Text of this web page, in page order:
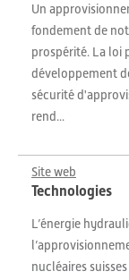
Un
fondement de
prospérité. La loi
développement
sécurité
rend...
Site web
Technologies
L’énergie
nucléaires